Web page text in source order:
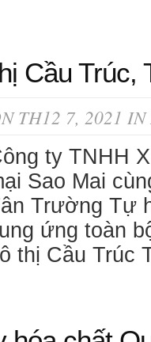
Cầu Trúc,
TH12 7, 2021 IN
ty TNHH
Sao Mai
Trường Tự
ứng toàn
thị Cầu Trúc